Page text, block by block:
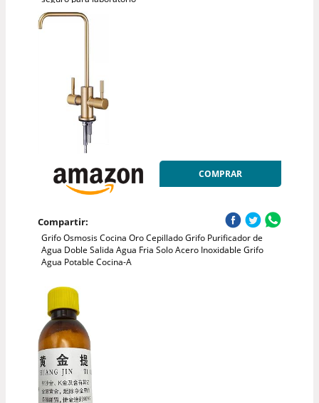
COMPRAR
Compartir:
Grifo Osmosis Cocina Oro Cepillado Grifo Purificador de
Agua Doble Salida Agua Fria Solo Acero Inoxidable Grifo
Agua Potable Cocina-A